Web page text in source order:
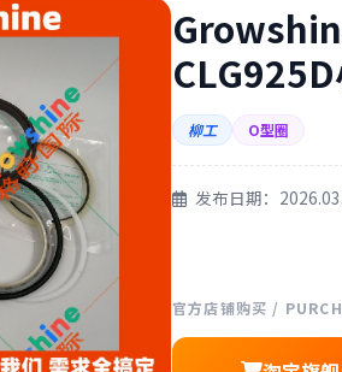
斗山
约翰迪尔
柳工 O型圈
发布日期：
官方店铺购买 /